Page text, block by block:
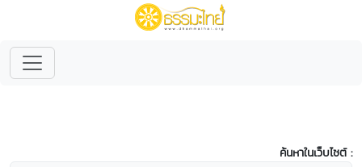
ค้นหาในเว็บไซต์ :